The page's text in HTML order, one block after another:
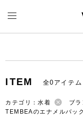
ITEM 全0アイテム
カテゴリ：水着
ブ
TEMBEAのエナメルバッ